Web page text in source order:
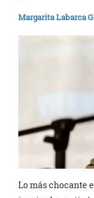
Margarita Labarca
Lo más chocante